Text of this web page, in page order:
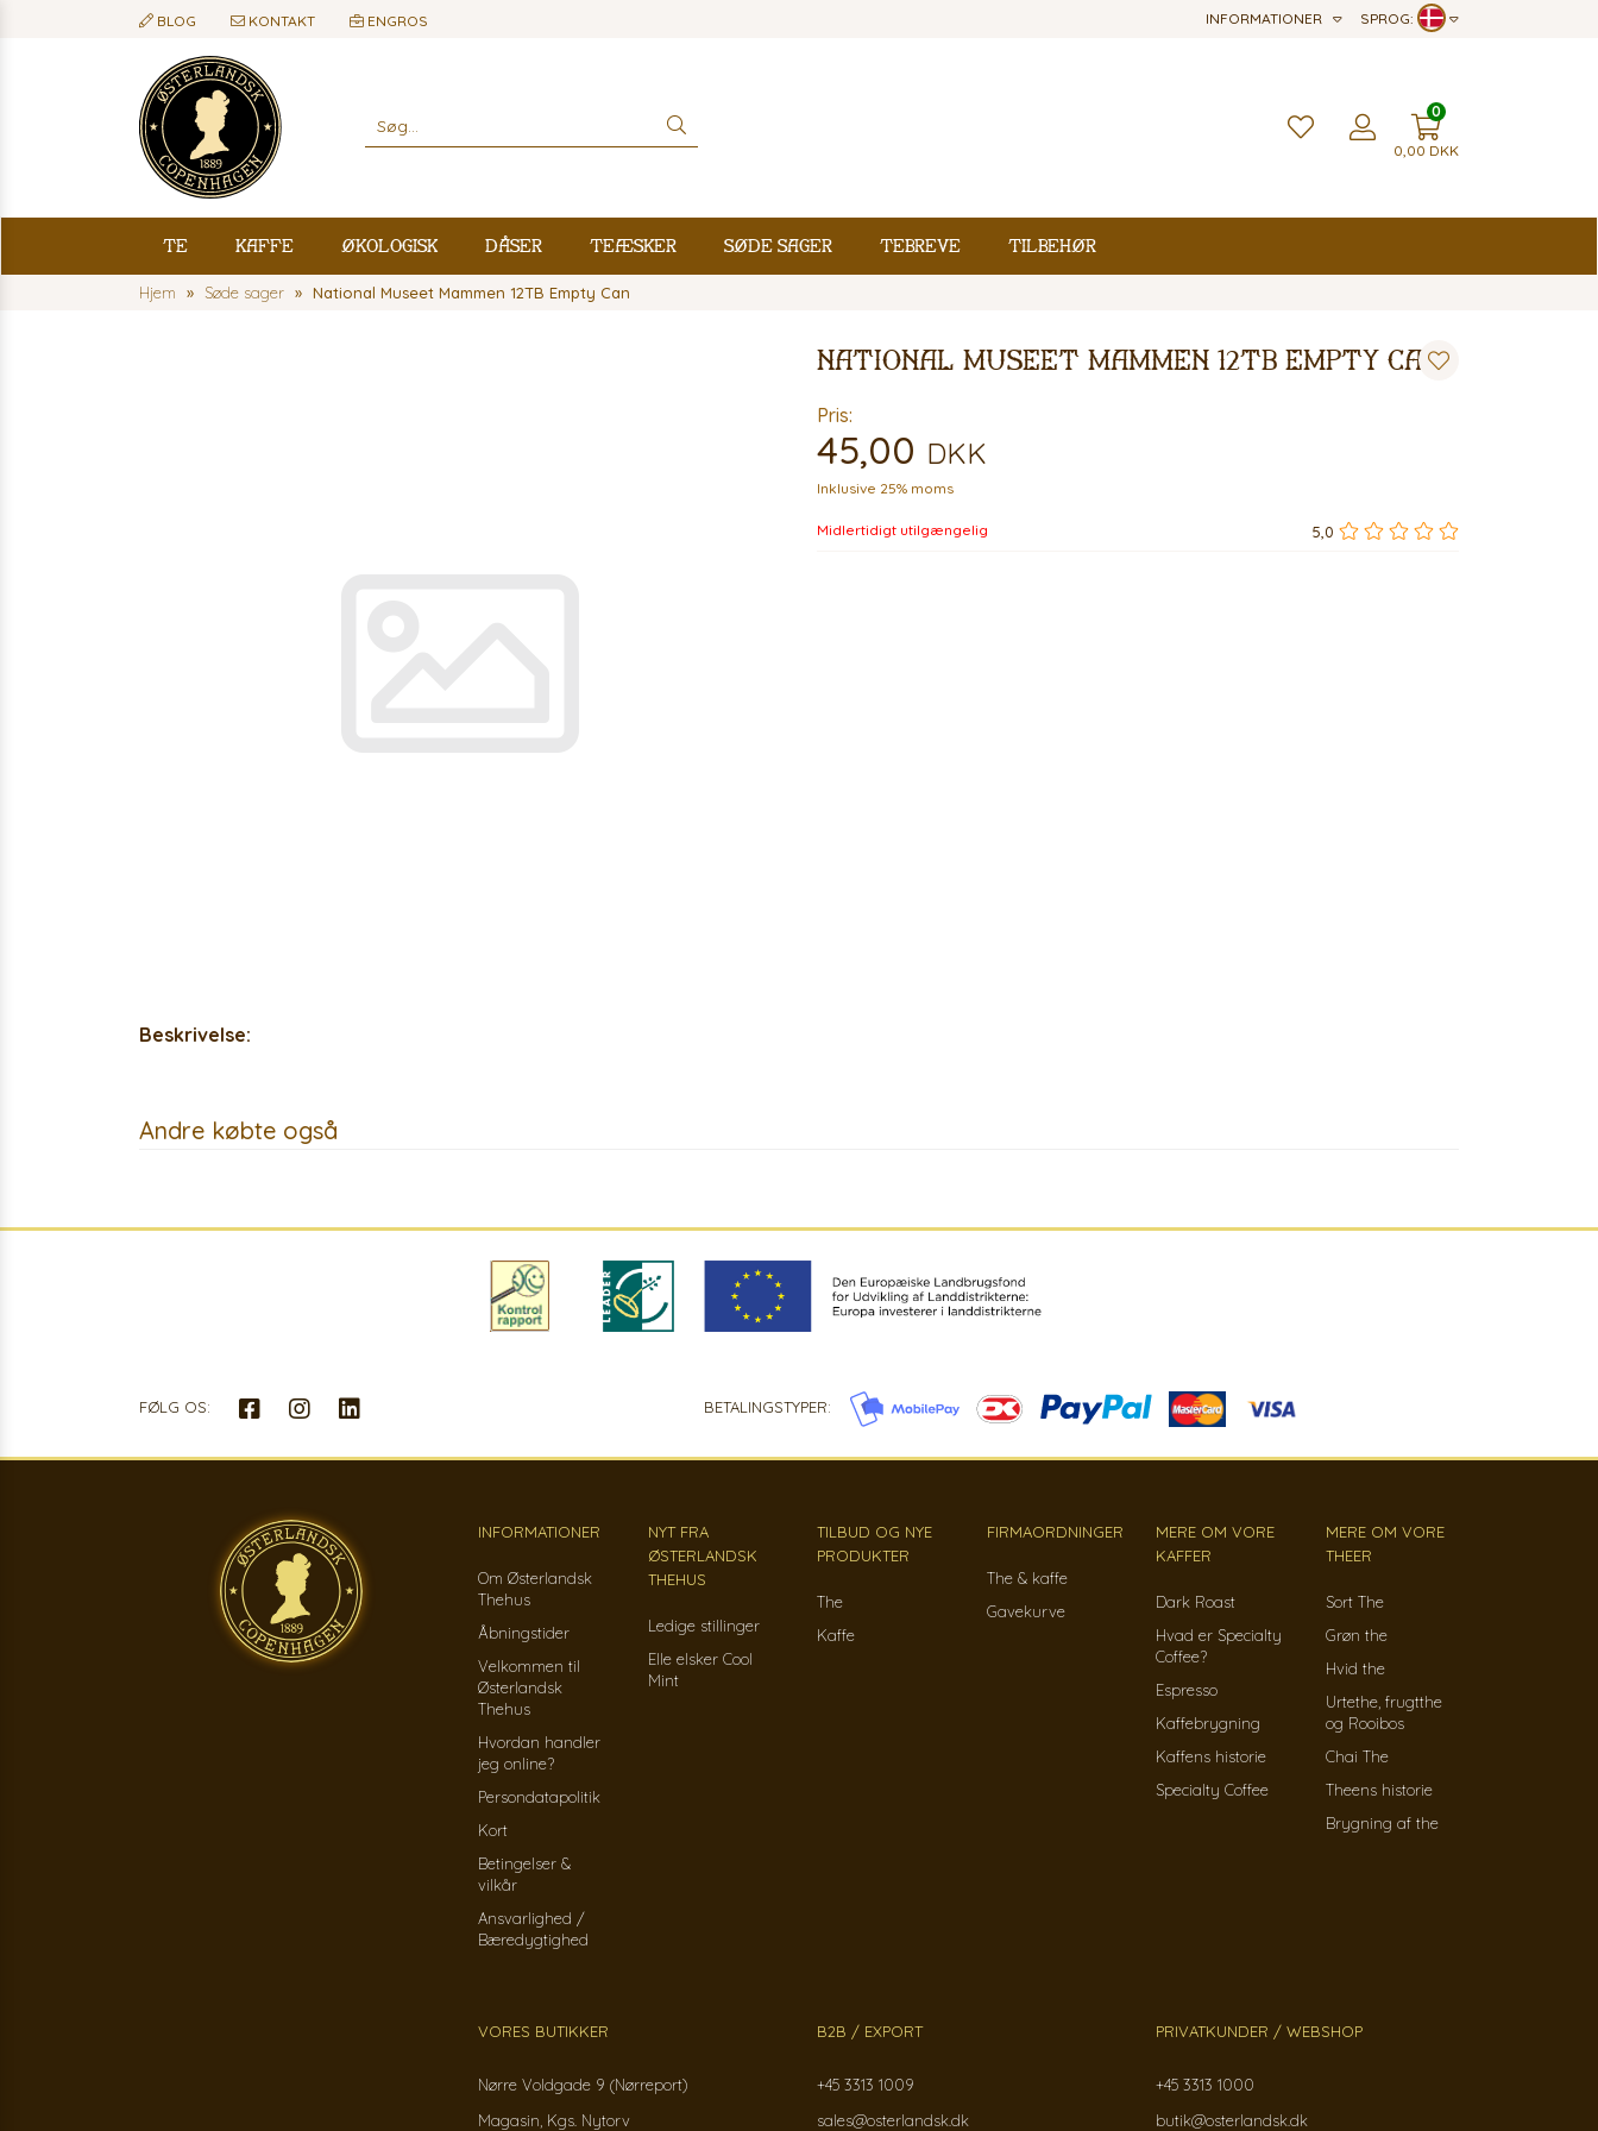
BLOG KONTAKT ENGROS SPROG:
INFORMATIONER
0,00 DKK
0
Te Kaffe Økologisk Dåser Teæsker Søde sager Tebreve Tilbehør
Hjem Søde sager National Museet Mammen 12TB Empty Can
National Museet Mammen 12TB Empty Can
Pris:
45,00 DKK
Inklusive 25% moms
Midlertidigt utilgængelig 5,0
Beskrivelse:
Andre købte også
FØLG OS: BETALINGSTYPER:
INFORMATIONER
Om Østerlandsk
Thehus
Åbningstider
Velkommen til
Østerlandsk
Thehus
Hvordan handler
jeg online?
Persondatapolitik
Kort
Betingelser &
vilkår
Ansvarlighed /
Bæredygtighed
NYT FRA
ØSTERLANDSK
THEHUS
Ledige stillinger
Elle elsker Cool
Mint
TILBUD OG NYE
PRODUKTER
The
Kaffe
FIRMAORDNINGER
The & kaffe
Gavekurve
MERE OM VORE
KAFFER
Dark Roast
Hvad er Specialty
Coffee?
Espresso
Kaffebrygning
Kaffens historie
Specialty Coffee
MERE OM VORE
THEER
Sort The
Grøn the
Hvid the
Urtethe, frugtthe
og Rooibos
Chai The
Theens historie
Brygning af the
VORES BUTIKKER
Nørre Voldgade 9 (Nørreport)
Magasin, Kgs. Nytorv
B2B / EXPORT
+45 3313 1009
sales@osterlandsk.dk
PRIVATKUNDER / WEBSHOP
+45 3313 1000
butik@osterlandsk.dk